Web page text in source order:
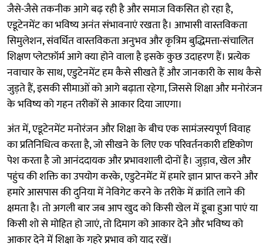
जैसे-जैसे तकनीक आगे बढ़ रही है और समाज विकसित हो रहा है,
एडूटेनमेंट का भविष्य अनंत संभावनाएं रखता है। आभासी वास्तविकता
सिमुलेशन, संवर्धित वास्तविकता अनुभव और कृत्रिम बुद्धिमत्ता-संचालित
शिक्षण प्लेटफ़ॉर्म आगे क्या होने वाला है इसके कुछ उदाहरण हैं। प्रत्येक
नवाचार के साथ, एडुटेनमेंट हम कैसे सीखते हैं और जानकारी के साथ कैसे
जुड़ते हैं, इसकी सीमाओं को आगे बढ़ाता रहेगा, जिससे शिक्षा और मनोरंजन
के भविष्य को गहन तरीकों से आकार दिया जाएगा।
अंत में, एडूटेनमेंट मनोरंजन और शिक्षा के बीच एक सामंजस्यपूर्ण विवाह
का प्रतिनिधित्व करता है, जो सीखने के लिए एक परिवर्तनकारी दृष्टिकोण
पेश करता है जो आनंददायक और प्रभावशाली दोनों है। जुड़ाव, खेल और
पहुंच की शक्ति का उपयोग करके, एडुटेनमेंट में हमारे ज्ञान प्राप्त करने और
हमारे आसपास की दुनिया में नेविगेट करने के तरीके में क्रांति लाने की
क्षमता है। तो अगली बार जब आप खुद को किसी खेल में डूबा हुआ पाएं या
किसी शो से मोहित हो जाएं, तो दिमाग को आकार देने और भविष्य को
आकार देने में शिक्षा के गहरे प्रभाव को याद रखें।